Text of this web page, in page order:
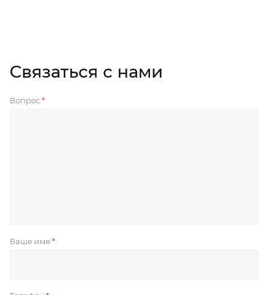
Связаться с нами
Вопрос *
Ваше имя *